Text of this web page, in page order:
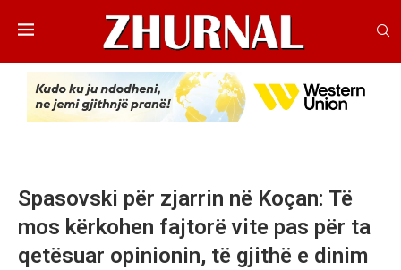
Spasovski për zjarrin në Koçan: Të
mos kërkohen fajtorë vite pas për ta
qetësuar opinionin, të gjithë e dinim